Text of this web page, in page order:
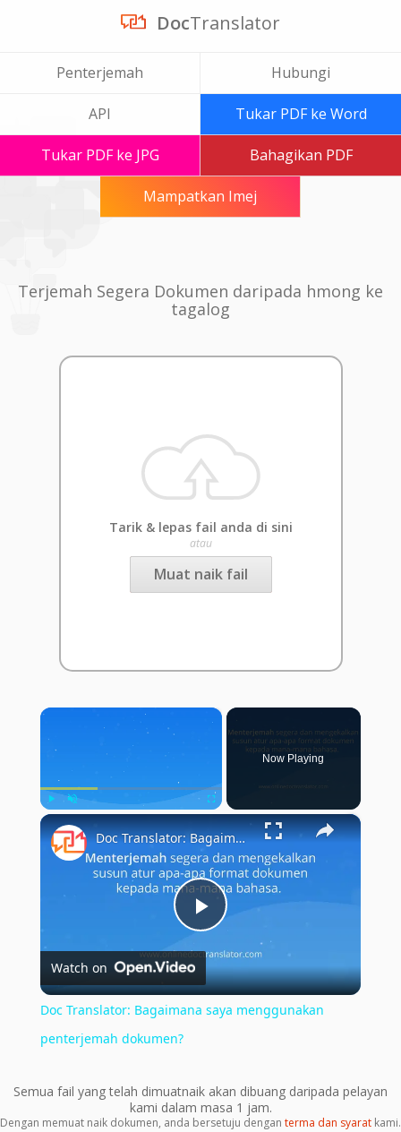
DocTranslator
Penterjemah Hubungi
API Tukar PDF ke Word
Tukar PDF ke JPG Bahagikan PDF
Mampatkan Imej
Terjemah Segera Dokumen daripada hmong ke
tagalog
Tarik & lepas fail anda di sini
atau
Muat naik fail
×
Play Unmute Fullscreen
Now Playing
×
Play
Video
Doc Translator: Bagaimana saya menggunakan penterjemah dokumen?
Watch on
Doc Translator: Bagaimana saya menggunakan
penterjemah dokumen?
Semua fail yang telah dimuatnaik akan dibuang daripada pelayan
kami dalam masa 1 jam.
Dengan memuat naik dokumen, anda bersetuju dengan terma dan syarat kami.